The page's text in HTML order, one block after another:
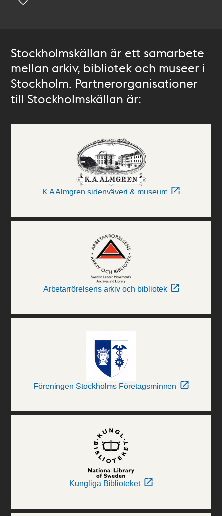
Stockholmskällan är ett samarbete
mellan arkiv, bibliotek och museer i
Stockholm. Partnerorganisationer
till Stockholmskällan är:
K A Almgren sidenväveri & museum
Arbetarrörelsens arkiv och bibliotek
Föreningen Stockholms Företagsminnen
Kungliga Biblioteket